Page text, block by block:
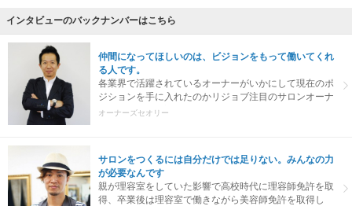
インタビューのバックナンバーはこちら
仲間になってほしいのは、ビジョンをもって働いてくれ
る人です。
各業界で活躍されているオーナーがいかにして現在のポ
ジションを手に入れたのかリジョブ注目のサロンオーナ
ーをゲストにお迎えしてオーナーまでの道のりを語って
オーナーズセオリー
サロンをつくるには自分だけでは足りない。みんなの力
が必要なんです
親が理容室をしていた影響で高校時代に理容師免許を取
得、卒業後は理容室で働きながら美容師免許を取得し